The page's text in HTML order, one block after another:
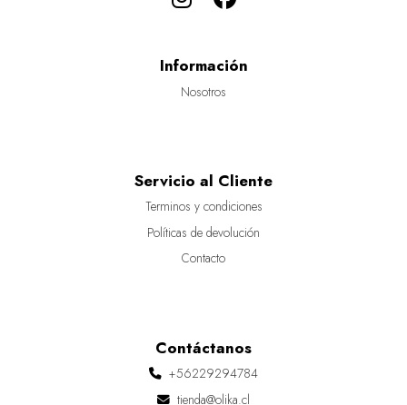
Información
Nosotros
Servicio al Cliente
Terminos y condiciones
Políticas de devolución
Contacto
Contáctanos
+56229294784
tienda@olika.cl